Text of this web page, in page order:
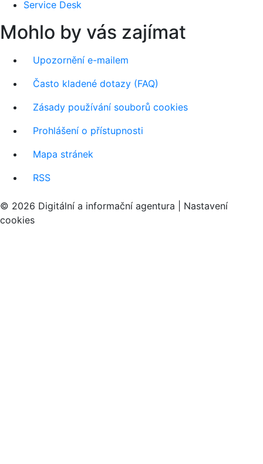
Service Desk
Mohlo by vás zajímat
Upozornění e-mailem
Často kladené dotazy (FAQ)
Zásady používání souborů cookies
Prohlášení o přístupnosti
Mapa stránek
RSS
© 2026 Digitální a informační agentura | Nastavení
cookies